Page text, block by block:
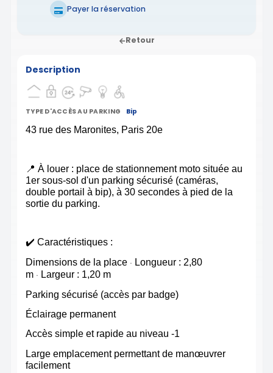
Payer la réservation
Retour
Description
TYPE D'ACCÈS AU PARKING Bip
43 rue des Maronites, Paris 20e
📍 À louer : place de stationnement moto située au
1er sous-sol d'un parking sécurisé (caméras,
double portail à bip), à 30 secondes à pied de la
sortie du parking.
✔️ Caractéristiques :
Dimensions de la place · Longueur : 2,80
m · Largeur : 1,20 m
Parking sécurisé (accès par badge)
Éclairage permanent
Accès simple et rapide au niveau -1
Large emplacement permettant de manœuvrer
facilement